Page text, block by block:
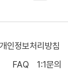
개인정보처리방침
FAQ
1:1문의